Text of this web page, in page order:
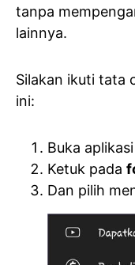
tanpa
lainnya.
Silakan ikuti tata
ini:
Buka aplikasi
Ketuk pada
Dan pilih